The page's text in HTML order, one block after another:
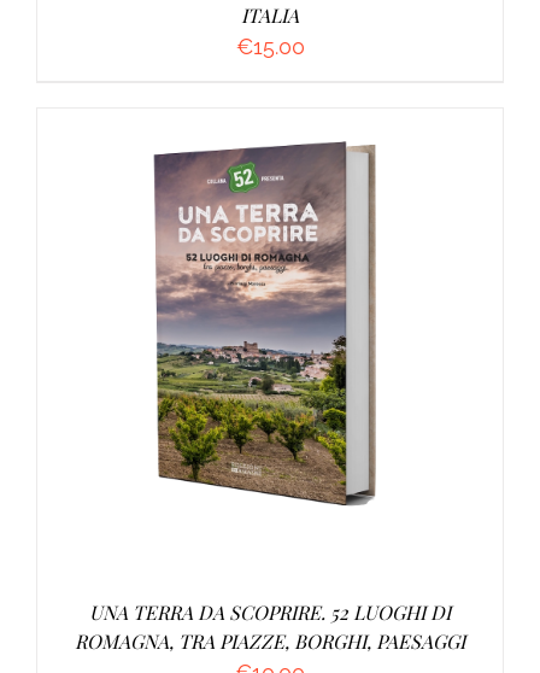
ITALIA
€15.00
AGGIUNGI AL CARRELLO /
UNA TERRA DA SCOPRIRE. 52 LUOGHI DI
ROMAGNA, TRA PIAZZE, BORGHI, PAESAGGI